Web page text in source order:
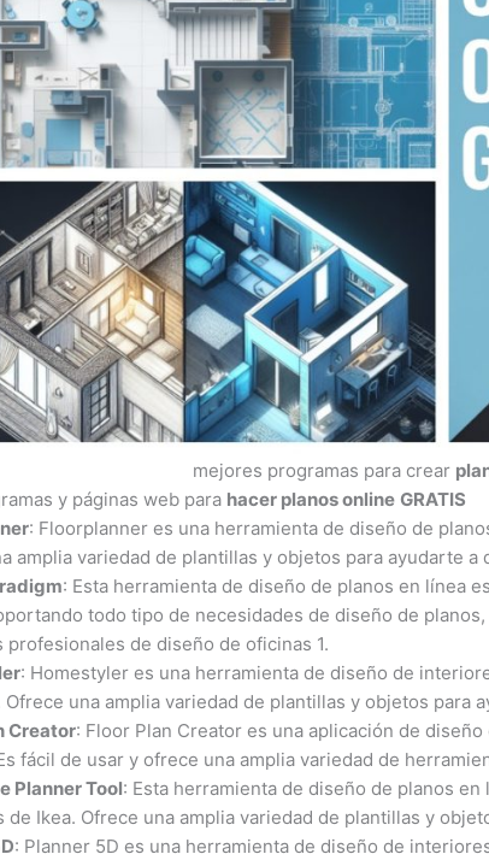
mejores programas para crear
y páginas web para hacer planos online GRATIS
: Floorplanner es una herramienta de diseño de
amplia variedad de plantillas y objetos para ayudarte a
: Esta herramienta de diseño de planos en línea
todo tipo de necesidades de diseño de
profesionales de diseño de oficinas 1.
: Homestyler es una herramienta de diseño de
Ofrece una amplia variedad de plantillas y objetos para
Creator: Floor Plan Creator es una aplicación de
fácil de usar y ofrece una amplia variedad de
Planner Tool: Esta herramienta de diseño de planos
de Ikea. Ofrece una amplia variedad de plantillas y
: Planner 5D es una herramienta de diseño de